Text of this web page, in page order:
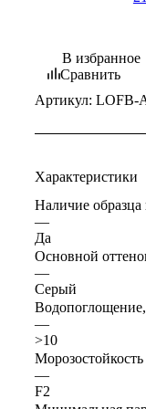
В избранное
Сравнить
Артикул: LOFB-
Характеристики
Наличие
—
Да
Основной
—
Серый
—
>10
Морозостойкость
—
F2